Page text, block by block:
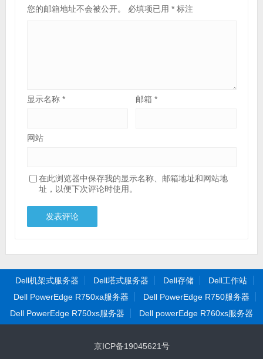
您的邮箱地址不会被公开。 必填项已用 *标注
显示名称 * 邮箱*
网站
在此浏览器中保存我的显示名称、邮箱地址和网站地
址，以便下次评论时使用。
Dell机架式服务器 Dell塔式服务器 Dell存储
Dell工作站
Dell PowerEdge R750xa服务器
Dell PowerEdge R750服务器
Dell PowerEdge R750xs服务器
Dell powerEdge R760xs服务器
京ICP备19045621号